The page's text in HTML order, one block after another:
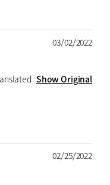
03/02/2022
Show Original
02/25/2022